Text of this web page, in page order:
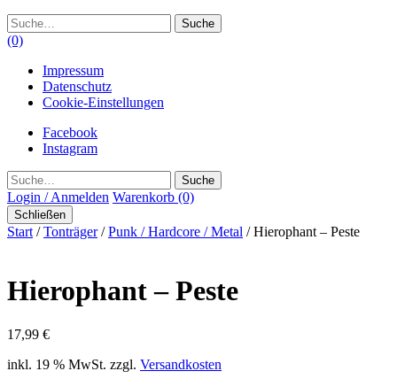
Suche
(0)
Impressum
Datenschutz
Cookie-Einstellungen
Facebook
Instagram
Suche
Login / Anmelden Warenkorb (0)
Schließen
Start /Tonträger/Punk / Hardcore / Metal / Hierophant – Peste
Hierophant – Peste
17,99 €
inkl. 19 % MwSt. zzgl. Versandkosten